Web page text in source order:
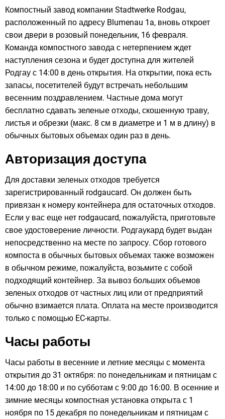
Компостный завод компании Stadtwerke Rodgau,
расположенный по адресу Blumenau 1a, вновь откроет
свои двери в розовый понедельник, 16 февраля.
Команда компостного завода с нетерпением ждет
наступления сезона и будет доступна для жителей
Родгау с 14:00 в день открытия. На открытии, пока есть
запасы, посетителей будут встречать небольшим
весенним поздравлением. Частные дома могут
бесплатно сдавать зеленые отходы, скошенную траву,
листья и обрезки (макс. 8 см в диаметре и 1 м в длину) в
обычных бытовых объемах один раз в день.
Авторизация доступа
Для доставки зеленых отходов требуется
зарегистрированный rodgaucard. Он должен быть
привязан к номеру контейнера для остаточных отходов.
Если у вас еще нет rodgaucard, пожалуйста, приготовьте
свое удостоверение личности. Родгаукард будет выдан
непосредственно на месте по запросу. Сбор готового
компоста в обычных бытовых объемах также возможен
в обычном режиме, пожалуйста, возьмите с собой
подходящий контейнер. За вывоз больших объемов
зеленых отходов от частных лиц или от предприятий
обычно взимается плата. Оплата на месте производится
только с помощью EC-карты.
Часы работы
Часы работы в весенние и летние месяцы с момента
открытия до 31 октября: по понедельникам и пятницам с
14:00 до 18:00 и по субботам с 9:00 до 16:00. В осенние и
зимние месяцы компостная установка открыта с 1
ноября по 15 декабря по понедельникам и пятницам с